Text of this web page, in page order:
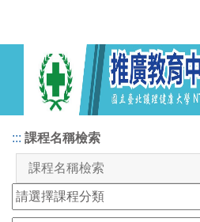
::: 課程名稱檢索